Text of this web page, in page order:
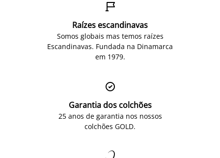

Raízes escandinavas
Somos globais mas temos raízes
Escandinavas. Fundada na Dinamarca
em 1979.

Garantia dos colchões
25 anos de garantia nos nossos
colchões GOLD.